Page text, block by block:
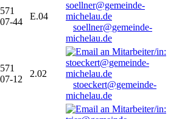
44
E.04
soellner@gemeinde-
michelau.de
12
2.02
stoeckert@gemeinde-
michelau.de